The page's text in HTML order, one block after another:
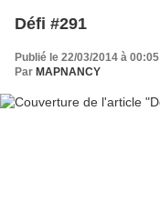
Défi #291
Publié le 22/03/2014 à 00:05
Par MAPNANCY